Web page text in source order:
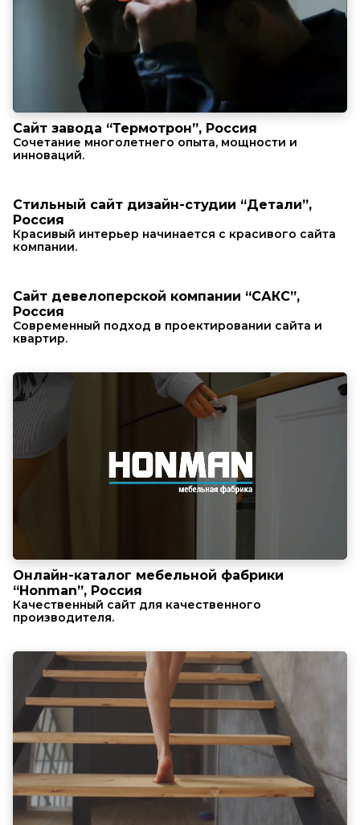
Сайт завода “Термотрон”, Россия
Сочетание многолетнего опыта, мощности и
инноваций.
Стильный сайт дизайн-студии “Детали”,
Россия
Красивый интерьер начинается с красивого сайта
компании.
Сайт девелоперской компании “САКС”,
Россия
Современный подход в проектировании сайта и
квартир.
Онлайн-каталог мебельной фабрики
“Honman”, Россия
Качественный сайт для качественного
производителя.